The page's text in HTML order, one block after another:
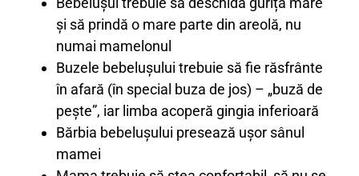
și să prindă o mare parte din areolă, nu
numai mamelonul
Buzele bebelușului trebuie să fie răsfrânte
în afară (în special buza de jos) – „buză de
pește”, iar limba acoperă gingia inferioară
Bărbia bebelușului presează ușor sânul
mamei